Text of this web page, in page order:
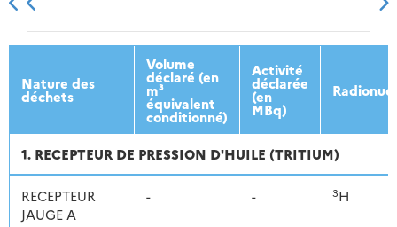
2013 2014 2015 2016
Nature des
déchets
Volume
déclaré (en
m³
équivalent
conditionné)
Activité
déclarée
(en
MBq)
1. RECEPTEUR DE PRESSION D'HUILE (TRITIUM)
RECEPTEUR
JAUGE A
- - 3H